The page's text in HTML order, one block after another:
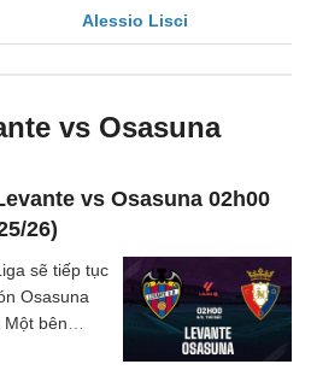
Alessio Lisci
vs Osasuna
vs Osasuna 02h00
26)
sẽ tiếp tục
Osasuna
Một bên
đỏ, bên